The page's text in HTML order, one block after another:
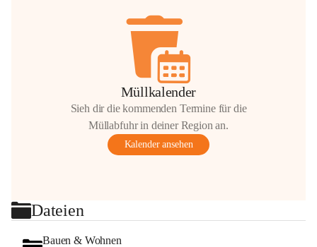
Müllkalender
Sieh dir die kommenden Termine für die
Müllabfuhr in deiner Region an.
Kalender ansehen
Dateien
Bauen & Wohnen